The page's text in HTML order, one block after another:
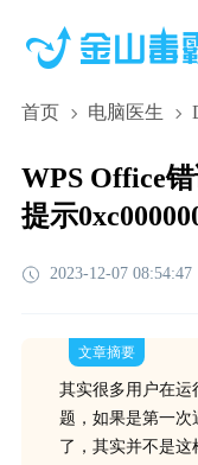
首页 电脑医生
WPS Office
提示
2023-12-07 08:54:47
文章摘要
其实很多用户在运
题，如果是第一次
了，其实并不是